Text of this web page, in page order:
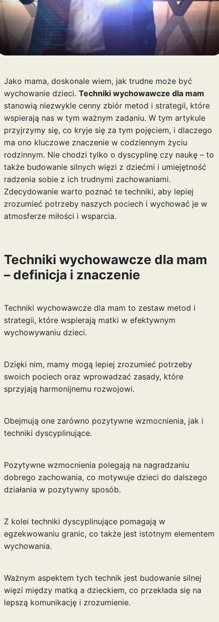
Jako mama, doskonale wiem, jak trudne może być
wychowanie dzieci. Techniki wychowawcze dla mam
stanowią niezwykle cenny zbiór metod i strategii, które
wspierają nas w tym ważnym zadaniu. W tym artykule
przyjrzymy się, co kryje się za tym pojęciem, i dlaczego
ma ono kluczowe znaczenie w codziennym życiu
rodzinnym. Nie chodzi tylko o dyscyplinę czy naukę – to
także budowanie silnych więzi z dziećmi i umiejętność
radzenia sobie z ich trudnymi zachowaniami.
Zdecydowanie warto poznać te techniki, aby lepiej
zrozumieć potrzeby naszych pociech i wychować je w
atmosferze miłości i wsparcia.
Techniki wychowawcze dla mam
– definicja i znaczenie
Techniki wychowawcze dla mam to zestaw metod i
strategii, które wspierają matki w efektywnym
wychowywaniu dzieci.
Dzięki nim, mamy mogą lepiej zrozumieć potrzeby
swoich pociech oraz wprowadzać zasady, które
sprzyjają harmonijnemu rozwojowi.
Obejmują one zarówno pozytywne wzmocnienia, jak i
techniki dyscyplinujące.
Pozytywne wzmocnienia polegają na nagradzaniu
dobrego zachowania, co motywuje dzieci do dalszego
działania w pozytywny sposób.
Z kolei techniki dyscyplinujące pomagają w
egzekwowaniu granic, co także jest istotnym elementem
wychowania.
Ważnym aspektem tych technik jest budowanie silnej
więzi między matką a dzieckiem, co przekłada się na
lepszą komunikację i zrozumienie.